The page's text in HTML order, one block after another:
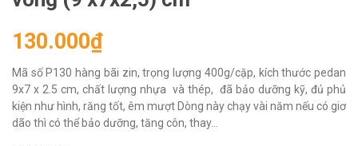
130.000₫
Mã số P130 hàng bãi zin, trọng lượng 400g/cặp, kích thước pedan
9x7 x 2.5 cm, chất lượng nhựa và thép, đã bảo dưỡng kỹ, đủ phủ
kiện như hình, răng tốt, êm mượt Dòng này chạy vài năm nếu có giơ
dão thì có thể bảo dưỡng, tăng côn, thay...